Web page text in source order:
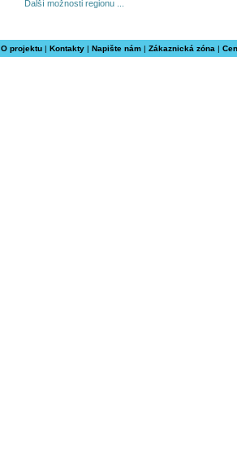
Další možnosti regionu ...
O projektu| Kontakty| Napište nám| Zákaznická zóna |